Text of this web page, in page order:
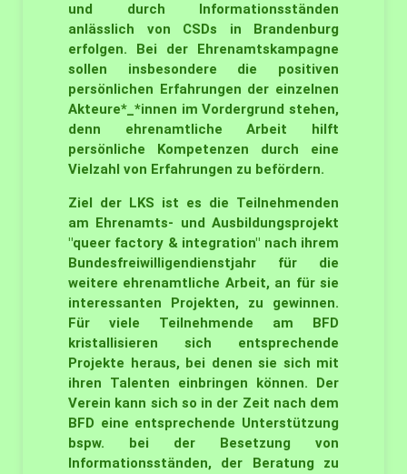
und durch Informationsständen
anlässlich von CSDs in Brandenburg
erfolgen. Bei der Ehrenamtskampagne
sollen insbesondere die positiven
persönlichen Erfahrungen der einzelnen
Akteure*_*innen im Vordergrund stehen,
denn ehrenamtliche Arbeit hilft
persönliche Kompetenzen durch eine
Vielzahl von Erfahrungen zu befördern.
Ziel der LKS ist es die Teilnehmenden
am Ehrenamts- und Ausbildungsprojekt
"queer factory & integration" nach ihrem
Bundesfreiwilligendienstjahr für die
weitere ehrenamtliche Arbeit, an für sie
interessanten Projekten, zu gewinnen.
Für viele Teilnehmende am BFD
kristallisieren sich entsprechende
Projekte heraus, bei denen sie sich mit
ihren Talenten einbringen können. Der
Verein kann sich so in der Zeit nach dem
BFD eine entsprechende Unterstützung
bspw. bei der Besetzung von
Informationsständen, der Beratung zu